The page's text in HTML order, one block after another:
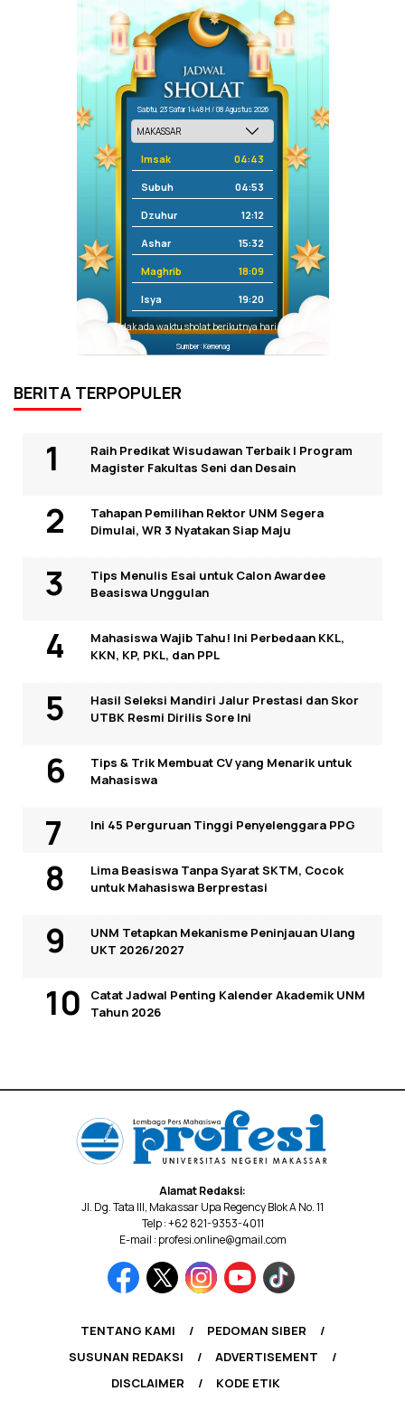
Sabtu, 23 Safar 1448 H / 08 Agustus 2026
Imsak 04:43
Subuh 04:53
Dzuhur 12:12
Ashar 15:32
Maghrib 18:09
Isya 19:20
Tidak ada waktu sholat berikutnya hari ini.
Sumber: Kemenag
BERITA TERPOPULER
Raih Predikat Wisudawan Terbaik I Program
Magister Fakultas Seni dan Desain
Tahapan Pemilihan Rektor UNM Segera
Dimulai, WR 3 Nyatakan Siap Maju
Tips Menulis Esai untuk Calon Awardee
Beasiswa Unggulan
Mahasiswa Wajib Tahu! Ini Perbedaan KKL,
KKN, KP, PKL, dan PPL
Hasil Seleksi Mandiri Jalur Prestasi dan Skor
UTBK Resmi Dirilis Sore Ini
Tips & Trik Membuat CV yang Menarik untuk
Mahasiswa
Ini 45 Perguruan Tinggi Penyelenggara PPG
Lima Beasiswa Tanpa Syarat SKTM, Cocok
untuk Mahasiswa Berprestasi
UNM Tetapkan Mekanisme Peninjauan Ulang
UKT 2026/2027
Catat Jadwal Penting Kalender Akademik UNM
Tahun 2026
Alamat Redaksi:
Jl. Dg. Tata III, Makassar Upa Regency Blok A No. 11
Telp : +62 821-9353-4011
E-mail : profesi.online@gmail.com
TENTANG KAMI
PEDOMAN SIBER
SUSUNAN REDAKSI
ADVERTISEMENT
DISCLAIMER
KODE ETIK